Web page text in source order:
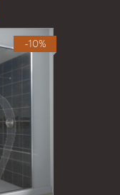
-10%